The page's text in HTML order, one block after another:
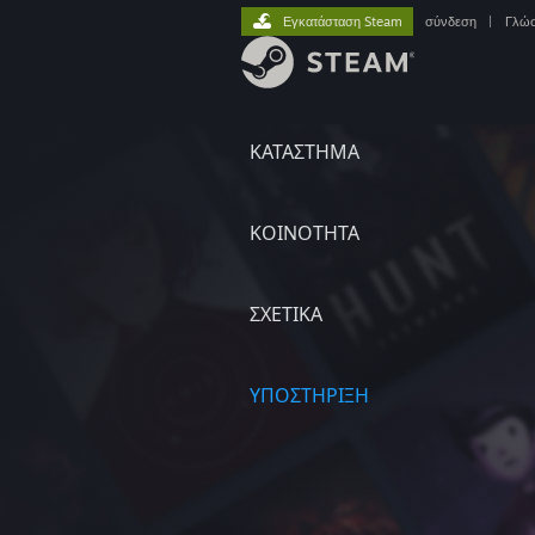
ΚΑΤΑΣΤΗΜΑ
ΚΟΙΝΟΤΗΤΑ
ΣΧΕΤΙΚΆ
ΥΠΟΣΤΗΡΙΞΗ
Εγκατάσταση Steam σύνδεση